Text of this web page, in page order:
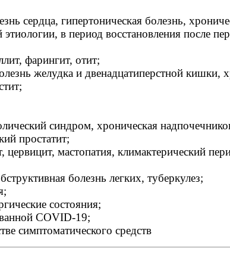
сердца, гипертоническая болезнь,
в период восстановления после
фарингит, отит;
желудка и двенадцатиперстной кишки,
синдром, хроническая
простатит;
мастопатия, климактерический
болезнь легких, туберкулез;
состояния;
COVID-19;
симптоматического средств